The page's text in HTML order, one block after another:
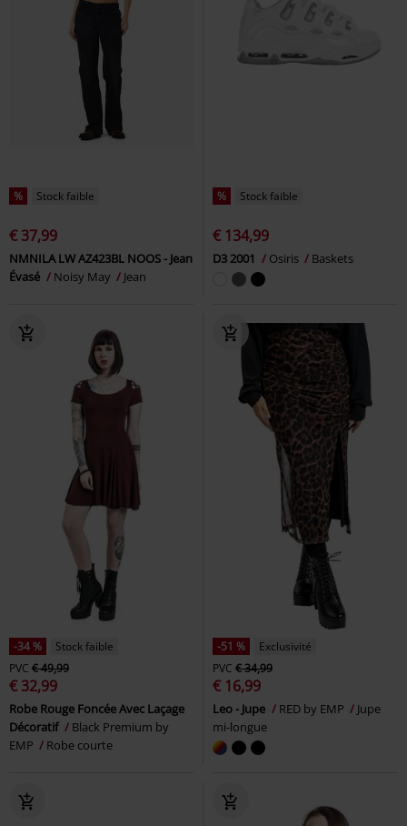
% Stock faible
€ 37,99
NMNILA LW AZ423BL NOOS - Jean
Évasé
Noisy May Jean
% Stock faible
€ 134,99
D3 2001 Osiris Baskets
-34 %
Stock faible
PVC € 49,99
€ 32,99
Robe Rouge Foncée Avec Laçage
Décoratif
Black Premium by
EMP
Robe courte
-51 %
Exclusivité
PVC € 34,99
€ 16,99
Leo - Jupe RED by EMP
Jupe
mi-longue